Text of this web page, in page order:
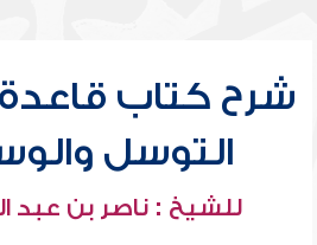
شرح كتاب
التوسل
للشيخ : ناصر بن عبد